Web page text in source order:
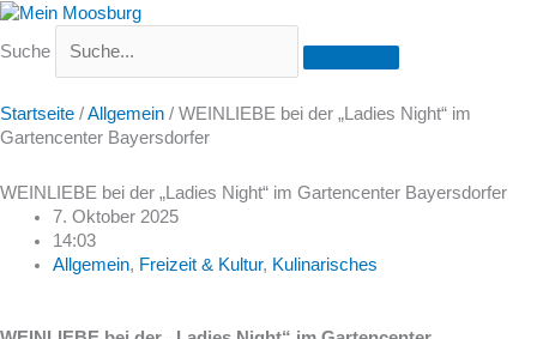
Suche
Startseite /Allgemein / WEINLIEBE bei der „Ladies Night“ im
Gartencenter Bayersdorfer
WEINLIEBE bei der „Ladies Night“ im Gartencenter Bayersdorfer
7. Oktober 2025
14:03
Allgemein, Freizeit & Kultur, Kulinarisches